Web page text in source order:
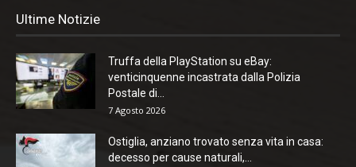
Ultime Notizie
Truffa della PlayStation su eBay:
venticinquenne incastrata dalla Polizia
Postale di...
7 Agosto 2026
Ostiglia, anziano trovato senza vita in casa:
decesso per cause naturali,...